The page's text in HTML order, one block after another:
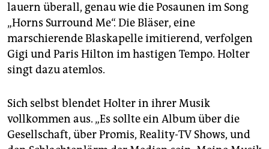
lauern überall, genau wie die Posaunen im Song
„Horns Surround Me“. Die Bläser, eine
marschierende Blaskapelle imitierend, verfolgen
Gigi und Paris Hilton im hastigen Tempo. Holter
singt dazu atemlos.
Sich selbst blendet Holter in ihrer Musik
vollkommen aus. „Es sollte ein Album über die
Gesellschaft, über Promis, Reality-TV Shows, und